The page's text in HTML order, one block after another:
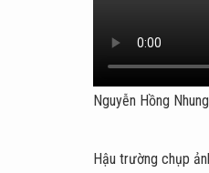
Nguyễn Hồng
Hậu trường chụp